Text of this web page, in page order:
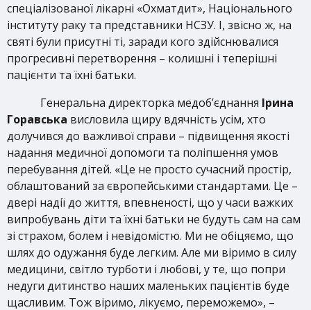
спеціалізованої лікарні «Охматдит», Національного
інституту раку та представники НСЗУ. І, звісно ж, на
святі були присутні ті, заради кого здійснювалися
прогресивні перетворення – колишні і теперішні
пацієнти та їхні батьки.
Генеральна директорка медоб’єднання Ірина
Горавська висловила щиру вдячність усім, хто
долучився до важливої справи – підвищення якості
надання медичної допомоги та поліпшення умов
перебування дітей. «Це не просто сучасний простір,
облаштований за європейськими стандартами. Це –
двері надії до життя, впевненості, що у часи важких
випробувань діти та їхні батьки не будуть сам на сам
зі страхом, болем і невідомістю. Ми не обіцяємо, що
шлях до одужання буде легким. Але ми віримо в силу
медицини, світло турботи і любові, у те, що попри
недуги дитинство наших маленьких пацієнтів буде
щасливим. Тож віримо, лікуємо, переможемо», –